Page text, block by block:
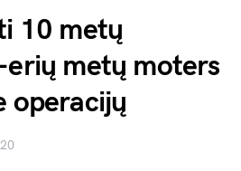
10 metų
erių metų moters
operacijų